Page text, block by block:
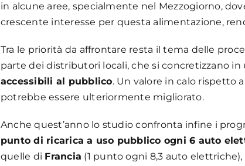
in alcune aree, specialmente nel Mezzogiorno,
crescente interesse per questa alimentazione,
Tra le priorità da affrontare resta il tema delle
parte dei distributori locali, che si concretizzano in
accessibili al pubblico. Un valore in calo rispetto
potrebbe essere ulteriormente migliorato.
Anche quest’anno lo studio confronta infine i
punto di ricarica a uso pubblico ogni 6 auto
quelle di Francia (1 punto ogni 8,3 auto elettriche),